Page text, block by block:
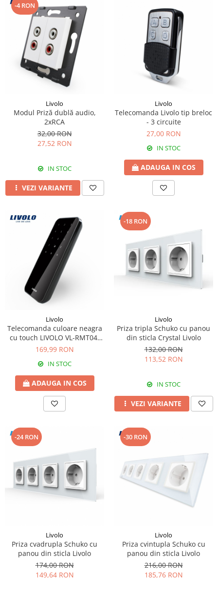
-4 RON
Livolo
Modul Priză dublă audio,
2xRCA
32,00 RON
27,52 RON
IN STOC
VEZI VARIANTE
Livolo
Telecomanda Livolo tip breloc
- 3 circuite
27,00 RON
IN STOC
ADAUGA IN COS
Livolo
Telecomanda culoare neagra
cu touch LIVOLO VL-RMT04,
din sticla.
169,99 RON
IN STOC
ADAUGA IN COS
-18 RON
Livolo
Priza tripla Schuko cu panou
din sticla Crystal Livolo
132,00 RON
113,52 RON
IN STOC
VEZI VARIANTE
-24 RON
Livolo
Priza cvadrupla Schuko cu
panou din sticla Livolo
174,00 RON
149,64 RON
-30 RON
Livolo
Priza cvintupla Schuko cu
panou din sticla Livolo
216,00 RON
185,76 RON